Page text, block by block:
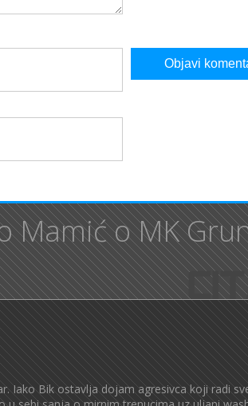
Mamić o MK
Iako Bik ostavlja dojam agresivca koji radi